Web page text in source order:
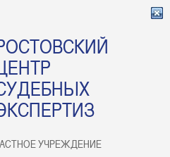
УЧРЕЖДЕНИЕ